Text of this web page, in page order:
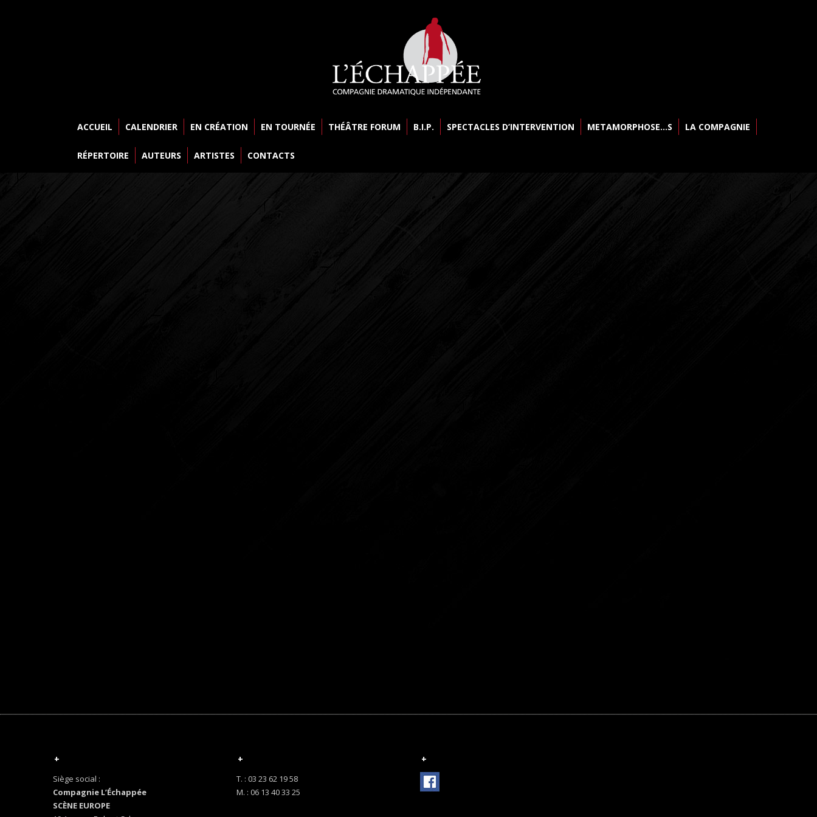
ACCUEIL CALENDRIER EN CRÉATION EN TOURNÉE THÉÂTRE FORUM B.I.P. SPECTACLES D’INTERVENTION METAMORPHOSE…S LA COMPAGNIE
RÉPERTOIRE AUTEURS ARTISTES CONTACTS
+
Siège social :
Compagnie L’Échappée
SCÈNE EUROPE
+
T. : 03 23 62 19 58
M. : 06 13 40 33 25
+